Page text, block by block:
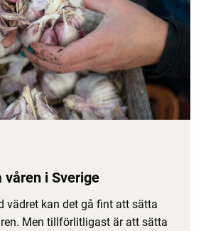
i Sverige
vädret kan det gå fint att sätta
Men tillförlitligast är att sätta